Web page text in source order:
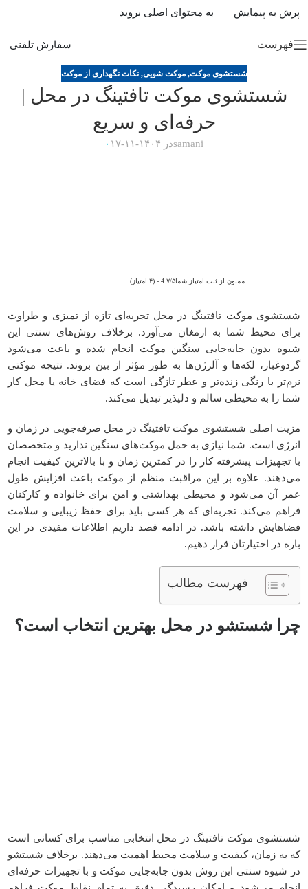
پرش به پیمایش به محتوای اصلی بروید
فهرست سفارش تلفنی
شستشوی موکت,موکت شویی,نکات نگهداری از موکت
شستشوی موکت تافتینگ در محل |
حرفه‌ای و سریع
samaniدر ۱۴۰۴-۱۱-۱۷ ۰
ممنون از ثبت امتیاز شما4.۷/۵ - (۴ امتیاز)
شستشوی موکت تافتینگ در محل تجربه‌ای تازه از تمیزی و طراوت
برای محیط شما به ارمغان می‌آورد. برخلاف روش‌های سنتی این
شیوه بدون جابه‌جایی سنگین موکت انجام شده و باعث می‌شود
گردوغبار، لکه‌ها و آلرژن‌ها به طور مؤثر از بین بروند. نتیجه موکتی
نرم‌تر با رنگی زنده‌تر و عطر تازگی است که فضای خانه یا محل کار
شما را به محیطی سالم و دلپذیر تبدیل می‌کند.
مزیت اصلی شستشوی موکت تافتینگ در محل صرفه‌جویی در زمان و
انرژی است. شما نیازی به حمل موکت‌های سنگین ندارید و متخصصان
با تجهیزات پیشرفته کار را در کمترین زمان و با بالاترین کیفیت انجام
می‌دهند. علاوه بر این مراقبت منظم از موکت باعث افزایش طول
عمر آن می‌شود و محیطی بهداشتی و امن برای خانواده و کارکنان
فراهم می‌کند. تجربه‌ای که هر کسی باید برای حفظ زیبایی و سلامت
فضاهایش داشته باشد. در ادامه قصد داریم اطلاعات مفیدی در این
باره در اختیارتان قرار دهیم.
فهرست مطالب
چرا شستشو در محل بهترین انتخاب است؟
شستشوی موکت تافتینگ در محل انتخابی مناسب برای کسانی است
که به زمان، کیفیت و سلامت محیط اهمیت می‌دهند. برخلاف شستشو
در شیوه سنتی این روش بدون جابه‌جایی موکت و با تجهیزات حرفه‌ای